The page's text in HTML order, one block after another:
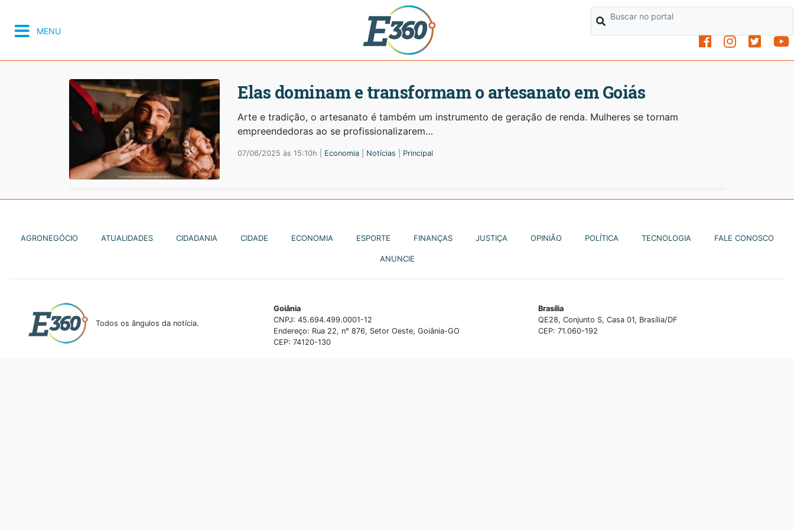
MENU
Elas dominam e transformam o artesanato em Goiás
Arte e tradição, o artesanato é também um instrumento de geração de renda. Mulheres se tornam
empreendedoras ao se profissionalizarem…
07/06/2025 às 15:10h | Economia Notícias Principal
AGRONEGÓCIO ATUALIDADES CIDADANIA CIDADE ECONOMIA ESPORTE FINANÇAS JUSTIÇA OPINIÃO POLÍTICA TECNOLOGIA FALE CONOSCO
ANUNCIE
Todos os ângulos da notícia.
Goiânia
CNPJ: 45.694.499.0001-12
Endereço: Rua 22, n° 876, Setor Oeste, Goiânia-GO
CEP: 74120-130
Brasília
QE28, Conjunto S, Casa 01, Brasília/DF
CEP: 71.060-192